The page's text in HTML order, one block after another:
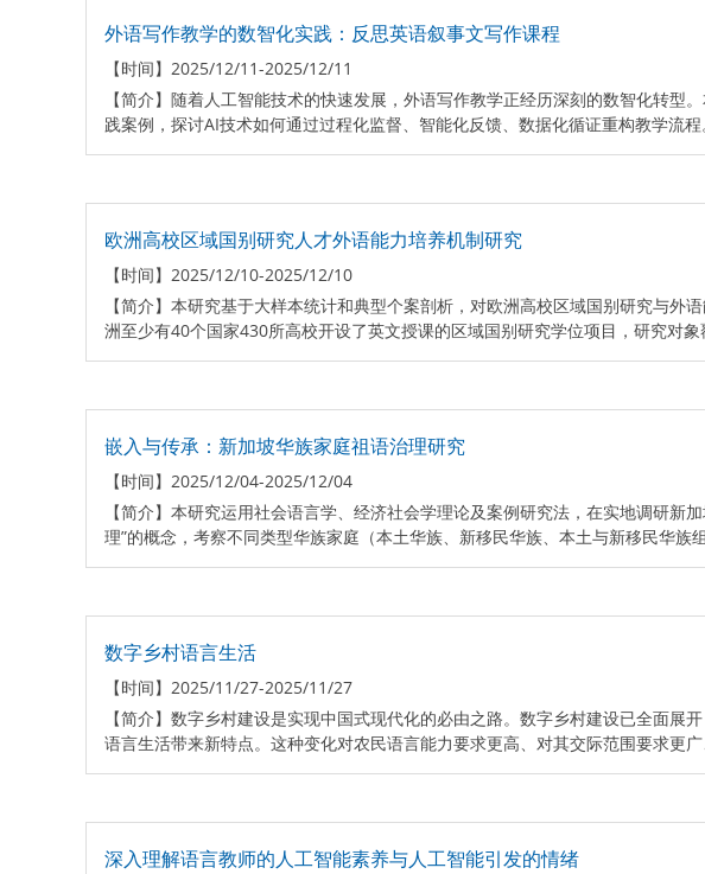
外语写作教学的数智化实践：反思英语叙事文写作课程
【时间】 2025/12/11-2025/12/11
【简介】 随着人工智能技术的快速发展，外语写作教学正经历深刻的数智化转型
践案例，探讨AI技术如何通过过程化监督、智能化反馈、数据化循证重构教学流
欧洲高校区域国别研究人才外语能力培养机制研究
【时间】 2025/12/10-2025/12/10
【简介】 本研究基于大样本统计和典型个案剖析，对欧洲高校区域国别研究与外
洲至少有40个国家430所高校开设了英文授课的区域国别研究学位项目，研究对
嵌入与传承：新加坡华族家庭祖语治理研究
【时间】 2025/12/04-2025/12/04
【简介】 本研究运用社会语言学、经济社会学理论及案例研究法，在实地调研新
理”的概念，考察不同类型华族家庭（本土华族、新移民华族、本土与新移民华族
数字乡村语言生活
【时间】 2025/11/27-2025/11/27
【简介】 数字乡村建设是实现中国式现代化的必由之路。数字乡村建设已全面展
语言生活带来新特点。这种变化对农民语言能力要求更高、对其交际范围要求更
深入理解语言教师的人工智能素养与人工智能引发的情绪